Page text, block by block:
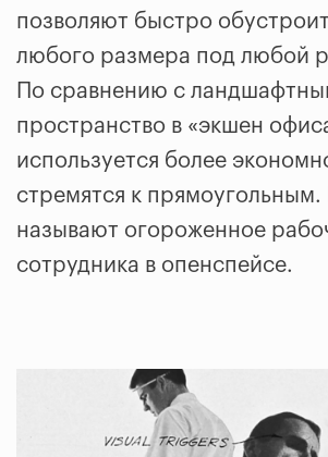
позволяют быстро
любого размера под любой
По сравнению с
пространство в «экшен
используется более
стремятся к
называют огороженное
сотрудника в опенспейсе.